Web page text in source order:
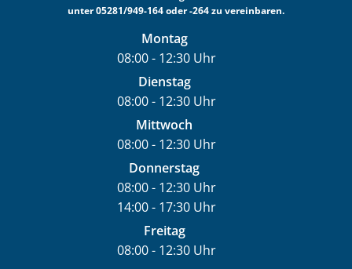
unter 05281/949-164 oder -264 zu vereinbaren.
Montag
08:00- 12:30Uhr
Von 08:00 bis 12:30 Uhr
Dienstag
08:00- 12:30Uhr
Von 08:00 bis 12:30 Uhr
Mittwoch
08:00- 12:30Uhr
Von 08:00 bis 12:30 Uhr
Donnerstag
08:00- 12:30Uhr
Von 08:00 bis 12:30 Uhr
14:00- 17:30Uhr
Von 14:00 bis 17:30 Uhr
Freitag
08:00- 12:30Uhr